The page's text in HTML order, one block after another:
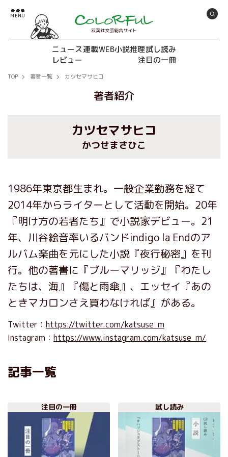
双葉社文芸総合サイト
ニュース連載WEB小説推理試し読み
レビュー
注目の一冊
TOP 著者一覧 カツセマサヒコ
著者紹介
カツセマサヒコ
かつせまさひこ
1986年東京都生まれ。一般企業勤務を経て
2014年からライターとして活動を開始。20年
『明け方の若者たち』で小説家デビュー。21
年、川谷絵音率いるバンドindigo la Endのア
ルバム楽曲を元にした小説『夜行秘密』を刊
行。他の著書に『ブルーマリッジ』『わたし
たちは、海』『傷と雨傘』、エッセイ『あの
ときマカロンさえ買わなければ』がある。
Twitter： https://twitter.com/katsuse_m
Instagram： https://www.instagram.com/katsuse_m/
記事一覧
注目の一冊 試し読み